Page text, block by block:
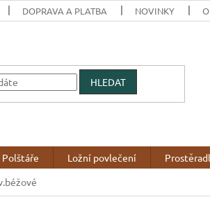
DOPRAVA A PLATBA NOVINKY O
HLEDAT
Polštáře Ložní povlečení